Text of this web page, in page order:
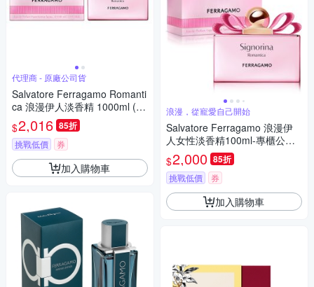
代理商 - 原廠公司貨
Salvatore Ferragamo Romanti
ca 浪漫伊人淡香精 1000ml (原
廠公司貨)
$2,016 85折
挑戰低價 券
加入購物車
浪漫，從寵愛自己開始
Salvatore Ferragamo 浪漫伊
人女性淡香精100ml-專櫃公司
貨
$2,000 85折
挑戰低價 券
加入購物車